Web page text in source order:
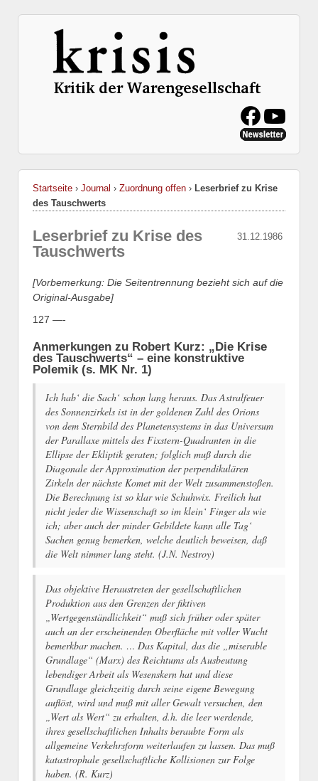
Startseite › Journal › Zuordnung offen › Leserbrief zu Krise
des Tauschwerts
31.12.1986
Leserbrief zu Krise des
Tauschwerts
[Vorbemerkung: Die Seitentrennung bezieht sich auf die
Original-Ausgabe]
127 —-
Anmerkungen zu Robert Kurz: „Die Krise
des Tauschwerts“ – eine konstruktive
Polemik (s. MK Nr. 1)
Ich hab‘ die Sach‘ schon lang heraus. Das Astralfeuer
des Sonnenzirkels ist in der goldenen Zahl des Orions
von dem Sternbild des Planetensystems in das Universum
der Parallaxe mittels des Fixstern-Quadranten in die
Ellipse der Ekliptik geraten; folglich muß durch die
Diagonale der Approximation der perpendikulären
Zirkeln der nächste Komet mit der Welt zusammenstoßen.
Die Berechnung ist so klar wie Schuhwix. Freilich hat
nicht jeder die Wissenschaft so im klein‘ Finger als wie
ich; aber auch der minder Gebildete kann alle Tag‘
Sachen genug bemerken, welche deutlich beweisen, daß
die Welt nimmer lang steht. (J.N. Nestroy)
Das objektive Heraustreten der gesellschaftlichen
Produktion aus den Grenzen der fiktiven
„Wertgegenständlichkeit“ muß sich früher oder später
auch an der erscheinenden Oberfläche mit voller Wucht
bemerkbar machen. … Das Kapital, das die „miserable
Grundlage“ (Marx) des Reichtums als Ausbeutung
lebendiger Arbeit als Wesenskern hat und diese
Grundlage gleichzeitig durch seine eigene Bewegung
auflöst, wird und muß mit aller Gewalt versuchen, den
„Wert als Wert“ zu erhalten, d.h. die leer werdende,
ihres gesellschaftlichen Inhalts beraubte Form als
allgemeine Verkehrsform weiterlaufen zu lassen. Das muß
katastrophale gesellschaftliche Kollisionen zur Folge
haben. (R. Kurz)